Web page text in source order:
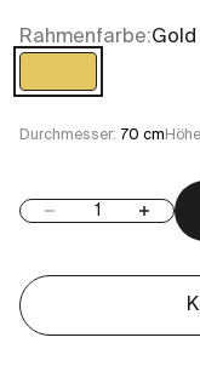
Rahmenfarbe:Gold
Gold
Durchmesser: 70 cm
Anzahl verringern
Anzahl